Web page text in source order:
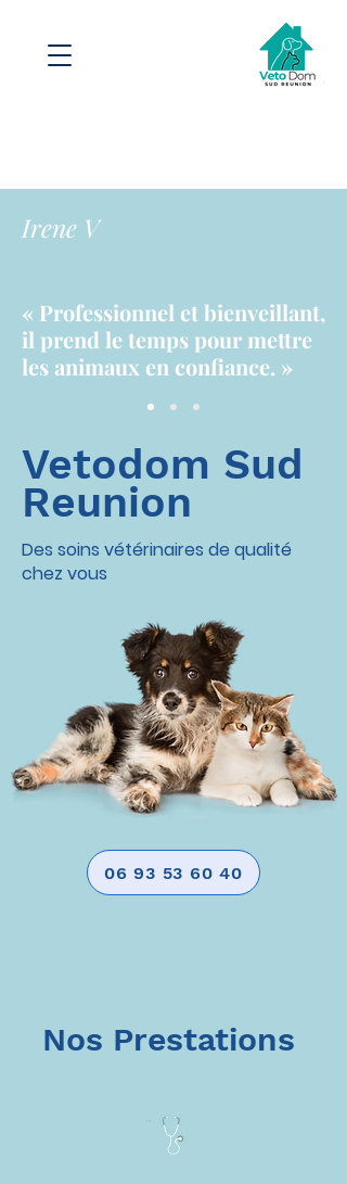
Irene V
« Professionnel et bienveillant,
il prend le temps pour mettre
les animaux en confiance. »
Vetodom Sud
Reunion
Des soins vétérinaires de qualité
chez vous
06 93 53 60 40
Nos Prestations